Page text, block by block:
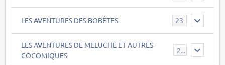
LES AVENTURES DES BOBÊTES 23
LES AVENTURES DE MELUCHE ET AUTRES
COCOMIQUES
22